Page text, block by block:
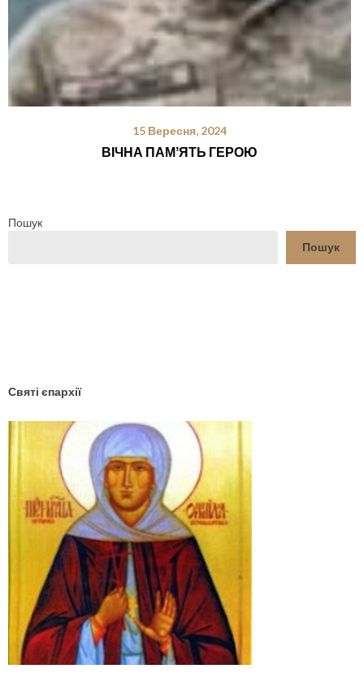
15 Вересня, 2024
ВІЧНА ПАМʼЯТЬ ГЕРОЮ
Пошук
Пошук
Святі єпархії